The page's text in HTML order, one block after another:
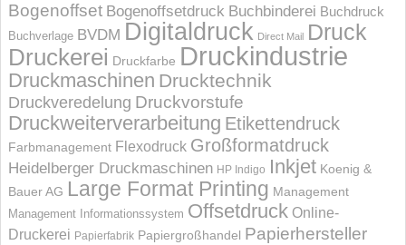
Bogenoffset Bogenoffsetdruck Buchbinderei Buchdruck
Buchverlage BVDM Digitaldruck Direct Mail Druck
Druckerei Druckfarbe Druckindustrie
Druckmaschinen Drucktechnik
Druckveredelung Druckvorstufe
Druckweiterverarbeitung Etikettendruck
Farbmanagement Flexodruck Großformatdruck
Heidelberger Druckmaschinen HP Indigo Inkjet Koenig &
Bauer AG Large Format Printing Management
Management Informations­system Offsetdruck Online-
Druckerei Papierfabrik Papiergroßhandel Papierhersteller